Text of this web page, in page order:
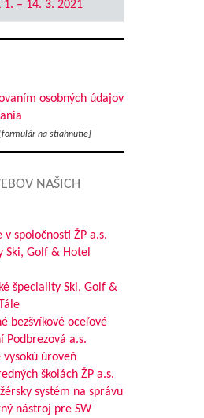
1. – 14. 3. 2021
osobných údajov
na stiahnutie]
NAŠICH
v spoločnosti ŽP a.s.
Ski, Golf & Hotel
špeciality Ski, Golf &
bezšvíkové oceľové
Podbrezová a.s.
vysokú úroveň
školách ŽP a.s.
systém na správu
nástroj pre SW